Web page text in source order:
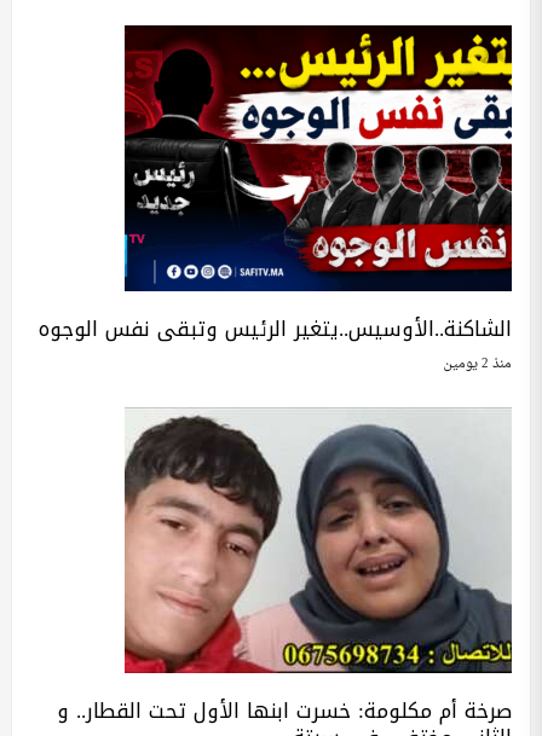
الشاكنة..الأوسيس..يتغير الرئيس وتبقى نفس الوجوه
منذ 2 يومين
صرخة أم مكلومة: خسرت ابنها الأول تحت القطار.. و